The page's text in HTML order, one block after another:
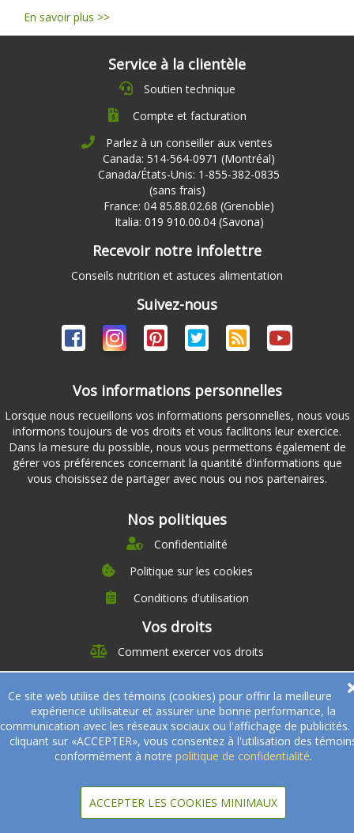
En savoir plus >>
Ce site web utilise des témoins (cookies) pour offrir la meilleure
expérience utilisateur et assurer une bonne performance, la
communication avec les réseaux sociaux ou l'affichage de publicités.
cliquant sur «ACCEPTER», vous consentez à l'utilisation des
conformément à notre politique de confidentialité.
ACCEPTER LES COOKIES MINIMAUX
Service à la clientèle
Soutien technique
Compte et facturation
Parlez à un conseiller aux ventes
Canada: 514-564-0971 (Montréal)
Canada/États-Unis: 1-855-382-0835
(sans frais)
France: 04 85.88.02.68 (Grenoble)
Italia: 019 910.00.04 (Savona)
Recevoir notre infolettre
Conseils nutrition et astuces alimentation
Suivez-nous
Vos informations personnelles
Lorsque nous recueillons vos informations personnelles, nous vous
informons toujours de vos droits et vous facilitons leur exercice.
Dans la mesure du possible, nous vous permettons également de
gérer vos préférences concernant la quantité d'informations que
vous choisissez de partager avec nous ou nos partenaires.
Nos politiques
Confidentialité
Politique sur les cookies
Conditions d'utilisation
Vos droits
Comment exercer vos droits
À propos
Nutrition
Offre
Témoignages
Partenaires
Nos partenaires
Devenir Partenaire
Professionnels de la santé
réservés.